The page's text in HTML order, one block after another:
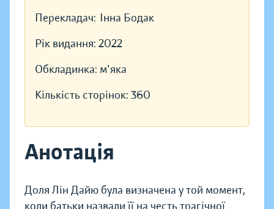
Перекладач: Інна Бодак
Рік видання: 2022
Обкладинка: м'яка
Кількість сторінок: 360
Анотація
Доля Лін Дайю була визначена у той момент,
коли батьки назвали її на честь трагічної